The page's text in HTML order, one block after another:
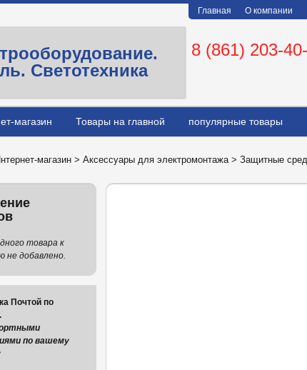
Главная О компании
Светотехника
8 (861) 203-
магазин Товары на главной популярные товары
магазин > Аксессуары для электромонтажа> Защитные
лента ЛСЭ-300 (100м)
товара к
не добавлено.
Почтой по
по вашему